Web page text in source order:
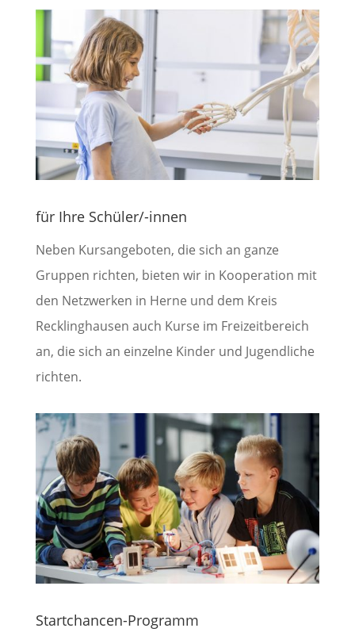
für Ihre Schüler/-innen
Neben Kursangeboten, die sich an ganze
Gruppen richten, bieten wir in Kooperation mit
den Netzwerken in Herne und dem Kreis
Recklinghausen auch Kurse im Freizeitbereich
an, die sich an einzelne Kinder und Jugendliche
richten.
Startchancen-Programm